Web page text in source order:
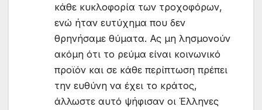
κάθε κυκλοφορία των τροχοφόρων,
ενώ ήταν ευτύχημα που δεν
θρηνήσαμε θύματα. Ας μη λησμονούν
ακόμη ότι το ρεύμα είναι κοινωνικό
προϊόν και σε κάθε περίπτωση πρέπει
την ευθύνη να έχει το κράτος,
άλλωστε αυτό ψήφισαν οι Έλληνες